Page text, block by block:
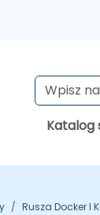
Katalog
Rusza Docker I